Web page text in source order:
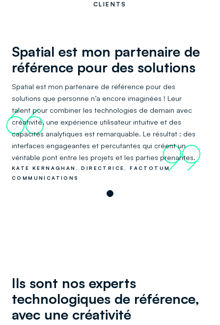
CLIENTS
Spatial est mon partenaire de
référence pour des solutions
Spatial est mon partenaire de référence pour des
solutions que personne n’a encore imaginées ! Leur
talent pour combiner les technologies de demain avec
créativité, une expérience utilisateur intuitive et des
capacités analytiques est remarquable. Le résultat : des
interfaces engageantes et percutantes qui créent un
véritable pont entre les projets et les parties prenantes.
66
99
KATE KERNAGHAN, DIRECTRICE, FACTOTUM
COMMUNICATIONS
Ils sont nos experts
technologiques de référence,
avec une créativité